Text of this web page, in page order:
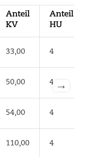
Anteil
KV
Anteil
HU
33,00 4
50,00 4
54,00 4
110,00 4
→